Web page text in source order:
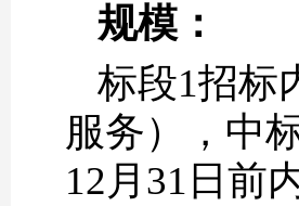
规模：
标段1招标
服务），中
12月31日前